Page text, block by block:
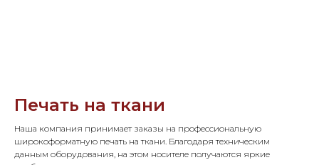
Печать на ткани
Наша компания принимает заказы на профессиональную
широкоформатную печать на ткани. Благодаря техническим
данным оборудования, на этом носителе получаются яркие